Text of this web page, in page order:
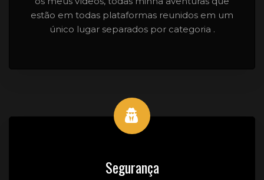
estão em todas plataformas reunidos em um
único lugar separados por categoria .
Segurança